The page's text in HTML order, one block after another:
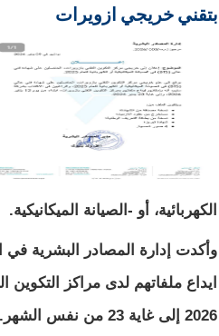
بتقني خريجي ازويرات
الكهربائية، أو -الصيانة الميكانيكية.
وأكدت إدارة المصادر البشرية في
2026 إلى غاية 23 من نفس الشهر.